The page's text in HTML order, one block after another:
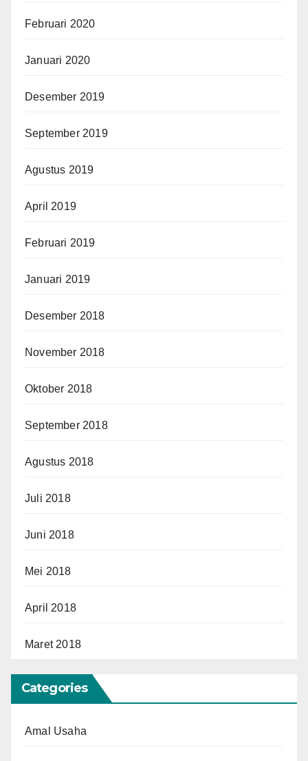
Februari 2020
Januari 2020
Desember 2019
September 2019
Agustus 2019
April 2019
Februari 2019
Januari 2019
Desember 2018
November 2018
Oktober 2018
September 2018
Agustus 2018
Juli 2018
Juni 2018
Mei 2018
April 2018
Maret 2018
Categories
Amal Usaha